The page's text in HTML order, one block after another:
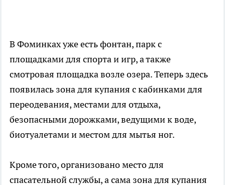
В Фоминках уже есть фонтан, парк с
площадками для спорта и игр, а также
смотровая площадка возле озера. Теперь здесь
появилась зона для купания с кабинками для
переодевания, местами для отдыха,
безопасными дорожками, ведущими к воде,
биотуалетами и местом для мытья ног.
Кроме того, организовано место для
спасательной службы, а сама зона для купания